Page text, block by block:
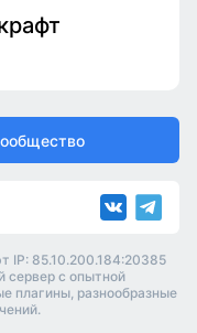
IP: 85.10.200.184:20385
сервер с опытной
плагины, разнообразные